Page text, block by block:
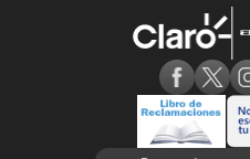
Consulta de IMEI
Consulta de reclamos
Adquirientes iPhone 6, 6S y SE
Mensaje de Seguridad
Términos y Condiciones de
Libro de Reclamaciones
Legales de marketplace